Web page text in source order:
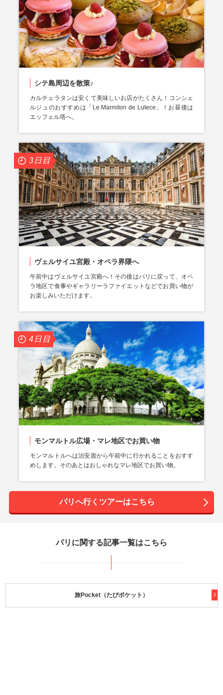
シテ島周辺を散策♪
カルチェラタンは安くて美味しいお店がたくさん！コンシェ
ルジュのおすすめは「Le Marmiton de Lutece」！お昼後は
エッフェル塔へ。
3日目
ヴェルサイユ宮殿・オペラ界隈へ
午前中はヴェルサイユ宮殿へ！その後はパリに戻って、オペ
ラ地区で食事やギャラリーラファイエットなどでお買い物が
お楽しみいただけます。
4日目
モンマルトル広場・マレ地区でお買い物
モンマルトルへは治安面から午前中に行かれることをおすす
めします。そのあとはおしゃれなマレ地区でお買い物。
パリへ行くツアーはこちら
パリに関する記事一覧はこちら
旅Pocket（たびポケット）